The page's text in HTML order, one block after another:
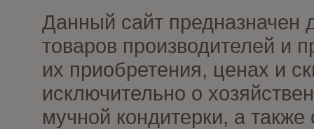
Данный сайт предназначен
товаров производителей и
их приобретения, ценах и
исключительно о
мучной кондитерки, а